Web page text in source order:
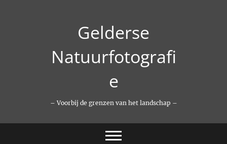
Gelderse
Natuurfotografi
e
– Voorbij de grenzen van het landschap –